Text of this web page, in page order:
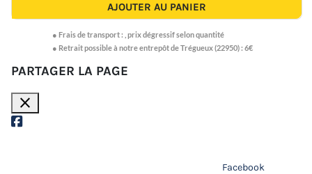
AJOUTER AU PANIER
● Frais de transport : prix dégressif selon quantité
● Retrait possible à notre entrepôt de Trégueux (22950) : 6€
PARTAGER LA PAGE
close
Facebook